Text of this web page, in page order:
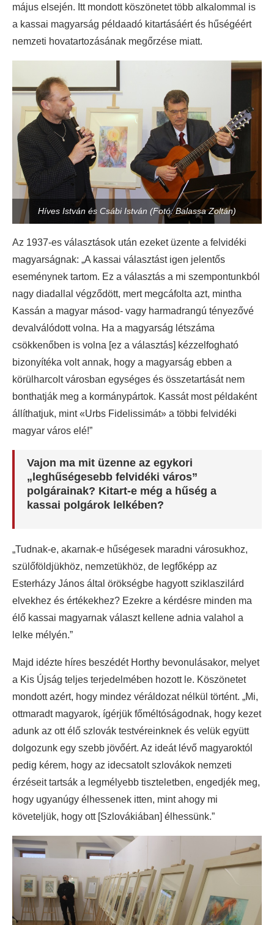
május elsején. Itt mondott köszönetet több alkalommal is
a kassai magyarság példaadó kitartásáért és hűségéért
nemzeti hovatartozásának megőrzése miatt.
Híves István és Csábi István (Fotó: Balassa Zoltán)
Az 1937-es választások után ezeket üzente a felvidéki
magyarságnak: „A kassai választást igen jelentős
eseménynek tartom. Ez a választás a mi szempontunkból
nagy diadallal végződött, mert megcáfolta azt, mintha
Kassán a magyar másod- vagy harmadrangú tényezővé
devalválódott volna. Ha a magyarság létszáma
csökkenőben is volna [ez a választás] kézzelfogható
bizonyítéka volt annak, hogy a magyarság ebben a
körülharcolt városban egységes és összetartását nem
bonthatják meg a kormánypártok. Kassát most példaként
állíthatjuk, mint «Urbs Fidelissimát» a többi felvidéki
magyar város elé!”
Vajon ma mit üzenne az egykori
„leghűségesebb felvidéki város”
polgárainak? Kitart-e még a hűség a
kassai polgárok lelkében?
„Tudnak-e, akarnak-e hűségesek maradni városukhoz,
szülőföldjükhöz, nemzetükhöz, de legfőképp az
Esterházy János által örökségbe hagyott sziklaszilárd
elvekhez és értékekhez? Ezekre a kérdésre minden ma
élő kassai magyarnak választ kellene adnia valahol a
lelke mélyén.”
Majd idézte híres beszédét Horthy bevonulásakor, melyet
a Kis Újság teljes terjedelmében hozott le. Köszönetet
mondott azért, hogy mindez véráldozat nélkül történt. „Mi,
ottmaradt magyarok, ígérjük főméltóságodnak, hogy kezet
adunk az ott élő szlovák testvéreinknek és velük együtt
dolgozunk egy szebb jövőért. Az ideát lévő magyaroktól
pedig kérem, hogy az idecsatolt szlovákok nemzeti
érzéseit tartsák a legmélyebb tiszteletben, engedjék meg,
hogy ugyanúgy élhessenek itten, mint ahogy mi
követeljük, hogy ott [Szlovákiában] élhessünk.”